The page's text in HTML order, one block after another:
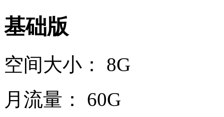
基础版
空间大小：
8G
月流量：
60G